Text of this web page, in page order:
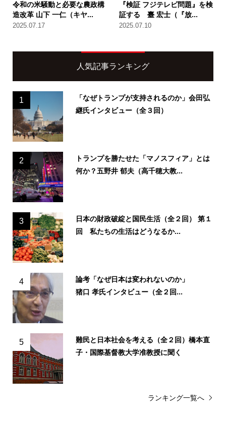
令和の米騒動と必要な農政構
造改革 山下 一仁（キヤ...
2025.07.17
『検証 フジテレビ問題』を検
証する 臺 宏士（『放...
2025.07.10
人気記事ランキング
1
「なぜトランプが支持されるのか」会田弘
継氏インタビュー（全３回）
2
トランプを勝たせた「マノスフィア」とは
何か？五野井 郁夫（高千穂大教...
3
日本の財政破綻と国民生活（全２回） 第１
回 私たちの生活はどうなるか...
4
論考「なぜ日本は変われないのか」
猪口 孝氏インタビュー（全２回...
5
難民と日本社会を考える（全２回）橋本直
子・国際基督教大学准教授に聞く
ランキング一覧へ